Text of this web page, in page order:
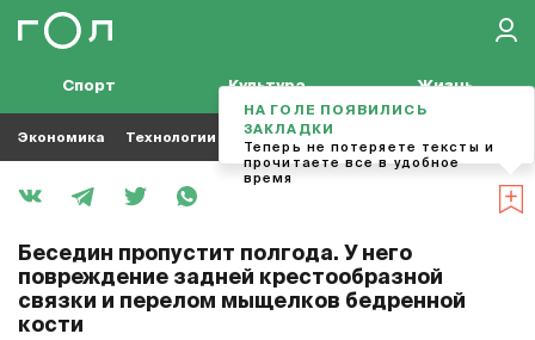
Спорт Культура Жизнь
Экономика Технологии Кино Футбол
Беседин пропустит полгода. У него
повреждение задней крестообразной
связки и перелом мыщелков бедренной
кости
НА ГОЛЕ ПОЯВИЛИСЬ
ЗАКЛАДКИ
Теперь не потеряете тексты и
прочитаете все в удобное
время